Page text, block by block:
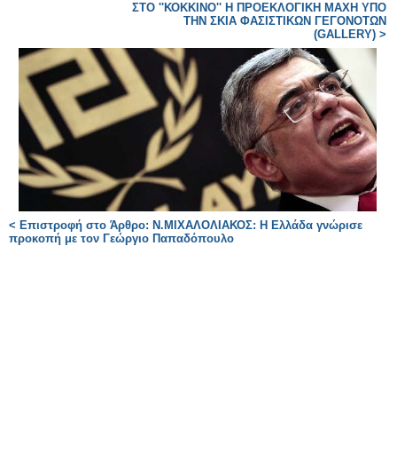
ΣΤΟ ''ΚΟΚΚΙΝΟ'' Η ΠΡΟΕΚΛΟΓΙΚΗ ΜΑΧΗ ΥΠΟ
ΤΗΝ ΣΚΙΑ ΦΑΣΙΣΤΙΚΩΝ ΓΕΓΟΝΟΤΩΝ
(GALLERY) >
< Επιστροφή στο Άρθρο: Ν.ΜΙΧΑΛΟΛΙΑΚΟΣ: Η Ελλάδα γνώρισε
προκοπή με τον Γεώργιο Παπαδόπουλο